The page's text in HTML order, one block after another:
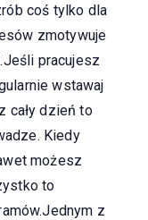
coś tylko dla
zmotywuje
pracujesz
wstawaj
cały dzień to
Kiedy
możesz
to
z